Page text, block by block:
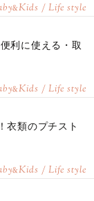
&Kids / Life style
利に使える・取
&Kids / Life style
衣類のプチスト
&Kids / Life style